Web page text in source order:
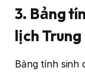
3. Bảng
lịch
Bảng tính sinh